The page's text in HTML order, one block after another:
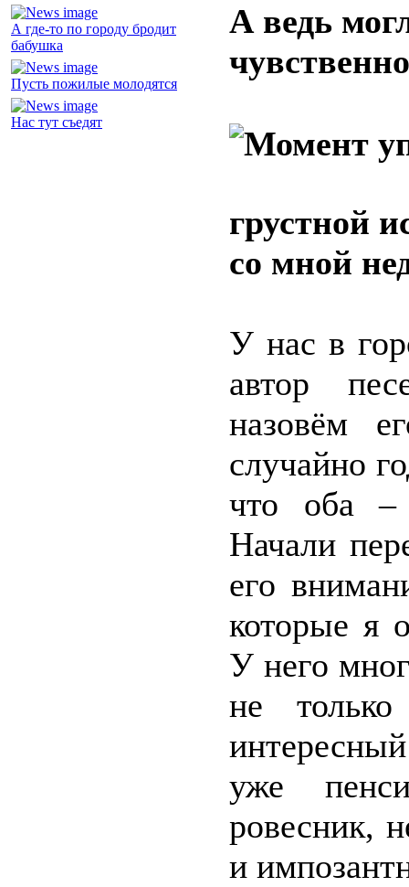
А где-то по городу бродит
бабушка
Пусть пожилые молодятся
Нас тут съедят
А ведь
грустной
со мной
У нас в
автор
назовём
случайно
что оба –
Начали
его
которые я
У него
не
уже
ровесник,
и